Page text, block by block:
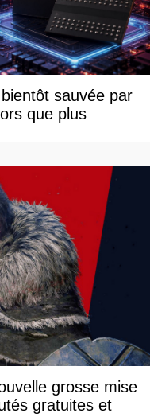
sauvée par
que plus
grosse mise
gratuites et